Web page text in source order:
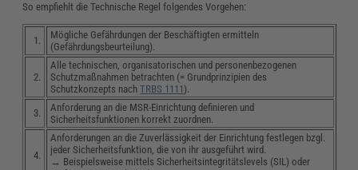
So empfiehlt die Technische Regel folgendes Vorgehen:
1.
Mögliche Gefährdungen der Beschäftigten ermitteln
(Gefährdungsbeurteilung).
2.
Alle technischen, organisatorischen und personenbezogenen
Schutzmaßnahmen betrachten (= Grundprinzipien des
Schutzkonzepts nachTRBS 1111).
3.
Anforderung an die MSR-Einrichtung definieren und
Sicherheitsfunktionen korrekt zuordnen.
4.
Anforderungen an die Zuverlässigkeit der Einrichtung festlegen bzgl.
jeder Sicherheitsfunktion, die von ihr ausgeführt wird.
→ Beispielsweise mittels Sicherheitsintegritätslevels (SIL) oder